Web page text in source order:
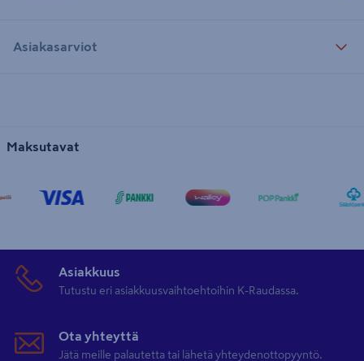
Asiakasarviot
Maksutavat
Asiakkuus
Tutustu eri asiakkuusvaihtoehtoihin K-Raudassa.
Ota yhteyttä
Jätä meille palautetta tai lähetä yhteydenottopyyntö.